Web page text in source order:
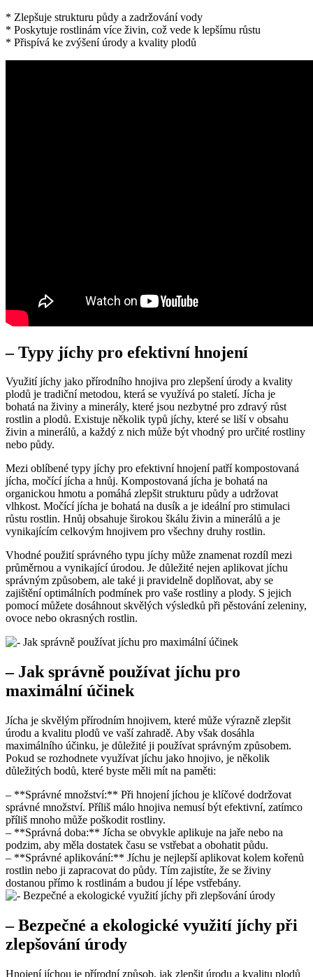
* Zlepšuje strukturu půdy a zadržování vody
* Poskytuje rostlinám⁣ více živin, což vede k ​lepšímu růstu
* Přispívá ke zvýšení úrody a kvality⁤ plodů
– Typy jíchy pro efektivní hnojení
Využití jíchy jako přírodního hnojiva pro zlepšení úrody a kvality
‍plodů je tradiční metodou, ‌která se využívá⁣ po staletí. Jícha ⁣je
bohatá na živiny a minerály, které jsou nezbytné pro zdravý ​růst
rostlin‍ a‌ plodů. Existuje několik typů jíchy,‌ které se liší‍ v⁢ obsahu
živin a minerálů, a každý z nich může být vhodný pro určité rostliny
nebo půdy.
Mezi ⁤oblíbené typy jíchy pro⁤ efektivní hnojení patří kompostovaná
jícha,‍ močící jícha a⁣ hnůj. Kompostovaná jícha‌ je ⁤bohatá na
organickou hmotu a pomáhá zlepšit strukturu půdy a udržovat
vlhkost. Močící jícha je bohatá na dusík a je ideální pro stimulaci
růstu rostlin. Hnůj obsahuje širokou škálu⁣ živin a minerálů a je
vynikajícím celkovým hnojivem pro všechny druhy rostlin.
Vhodné ⁢použití správného typu jíchy může znamenat rozdíl mezi
průměrnou a vynikající úrodou. Je důležité​ nejen aplikovat ⁢jíchu
správným způsobem, ale také ji pravidelně doplňovat, aby se
zajištění optimálních podmínek pro vaše rostliny a plody. S⁣ jejich
pomocí můžete dosáhnout skvělých výsledků při pěstování zeleniny,
ovoce nebo okrasných rostlin.
– Jak správně používat jíchu pro⁢
maximální účinek
Jícha je skvělým přírodním hnojivem, které⁣ může výrazně ⁤zlepšit
úrodu‍ a‍ kvalitu plodů ve ‍vaší zahradě.‌ Aby však⁣ dosáhla
⁣maximálního ⁣účinku, je důležité ji používat správným způsobem.
Pokud se rozhodnete​ využívat jíchu jako hnojivo, je několik
důležitých bodů, které⁣ byste měli mít‌ na ⁣paměti:
– **Správné množství:** Při hnojení jíchou je klíčové ‍dodržovat
správné množství. Příliš málo hnojiva nemusí být efektivní, zatímco
⁣příliš mnoho může poškodit rostliny.
– **Správná doba:** Jícha se obvykle ⁤aplikuje na jaře nebo​ na
podzim, aby měla dostatek času se vstřebat a obohatit půdu.
– **Správné ⁤aplikování:** Jíchu je nejlepší aplikovat kolem kořenů
rostlin ⁤nebo ​ji zapracovat do půdy. Tím zajistíte, že se živiny
dostanou přímo k rostlinám a budou jí ⁢lépe vstřebány.
– Bezpečné a ekologické využití jíchy při
zlepšování úrody
Hnojení⁤ jíchou je přírodní způsob, jak zlepšit úrodu a⁣ kvalitu plodů